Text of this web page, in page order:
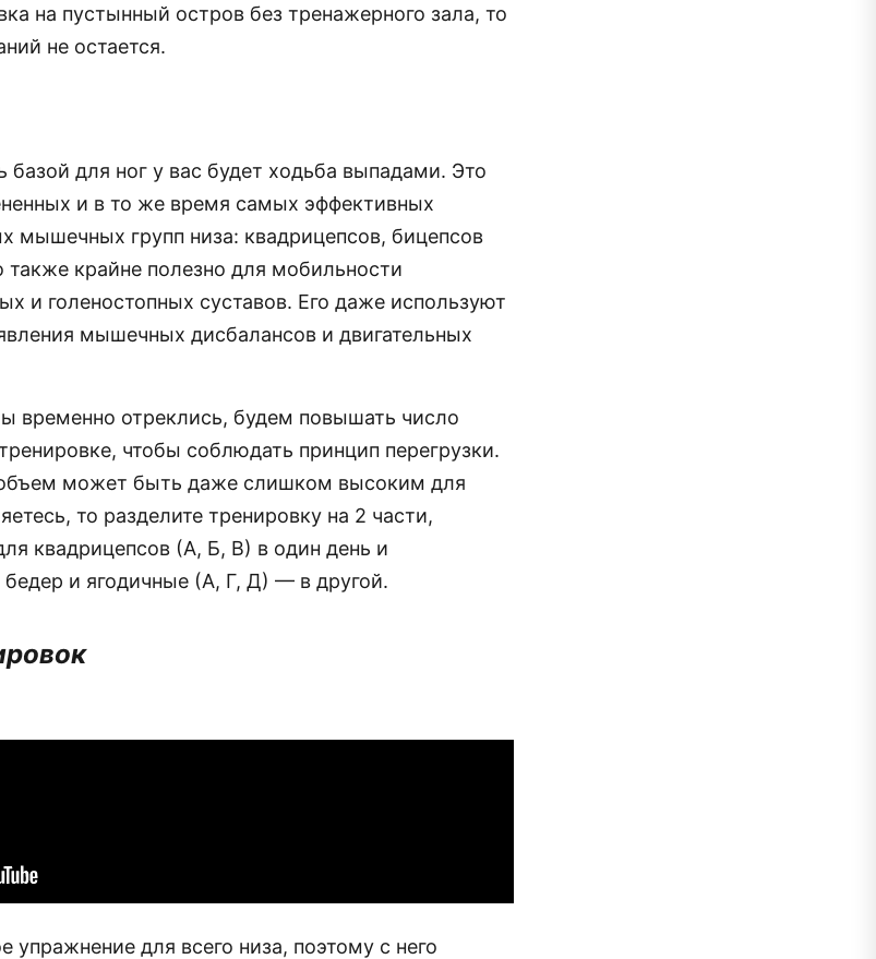
на пустынный остров без тренажерного зала, то
не остается.
для ног у вас будет ходьба выпадами. Это
и в то же время самых эффективных
мышечных групп низа: квадрицепсов, бицепсов
также крайне полезно для мобильности
и голеностопных суставов. Его даже используют
мышечных дисбалансов и двигательных
временно отреклись, будем повышать число
чтобы соблюдать принцип перегрузки.
может быть даже слишком высоким для
то разделите тренировку на 2 части,
квадрицепсов (А, Б, В) в один день и
и ягодичные (А, Г, Д) — в другой.
упражнение для всего низа, поэтому с него